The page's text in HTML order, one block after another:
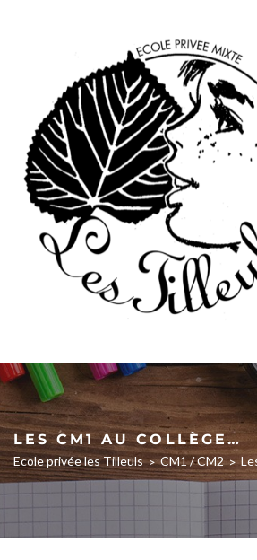
LES CM1 AU COLLÈGE…
Ecole privée les Tilleuls > CM1 / CM2 >